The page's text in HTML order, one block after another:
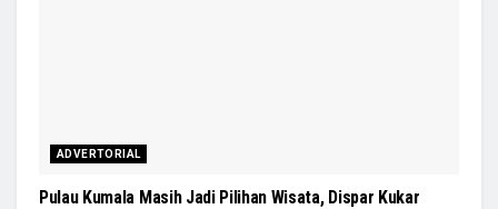
ADVERTORIAL
Pulau Kumala Masih Jadi Pilihan Wisata, Dispar Kukar